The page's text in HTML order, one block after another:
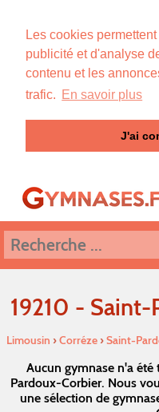
Les cookies
publicité et d'analyse
contenu et les
trafic. En savoir plus
J'ai
19210 -
Limousin ›Corréze›Saint-
Aucun gymnase n'a
Pardoux-Corbier. Nous
une sélection de